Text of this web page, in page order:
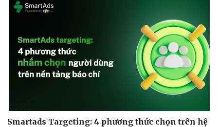
Smartads Targeting: 4 phương thức chọn trên hệ